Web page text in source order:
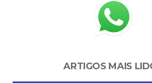
ARTIGOS MAIS